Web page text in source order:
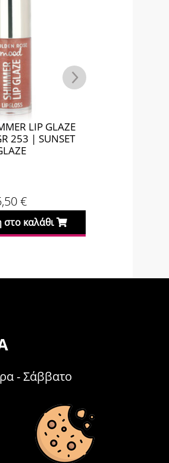
LIP GLAZE
GR 206 | PLUM
€
καλάθι
- Σάββατο